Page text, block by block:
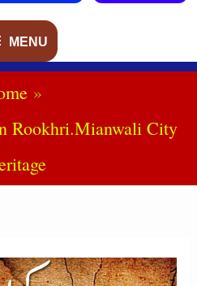
MENU
Rookhri.Mianwali City